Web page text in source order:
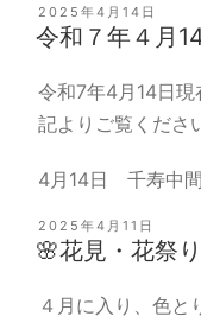
投
稿
日:
2025年4月14日
令和７年４月
令和7年4月14日
記よりご覧くださ
4月14日 千寿中
投
稿
日:
2025年4月11日
🌸花見・花祭
４月に入り、色と